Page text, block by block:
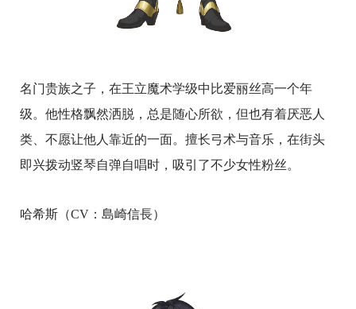
名门贵族之子，在王立魔术学级中比爱丽丝高一个年
级。他性格飘然洒脱，总是随心所欲，但也有着厌恶人
类、不愿让他人靠近的一面。擅长弓术与音乐，在街头
即兴拨动竖琴自弹自唱时，吸引了不少女性粉丝。
哈希斯（CV：島崎信長）